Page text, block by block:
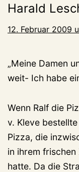
Harald
12. Februar 2009
„Meine Damen
weit- Ich habe
Wenn Ralf die
v. Kleve
Pizza, die
in ihrem
hatte. Da die